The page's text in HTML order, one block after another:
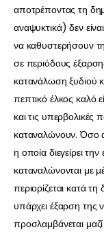
αποτρέποντας τη
αναψυκτικά) δεν
να καθυστερήσουν
σε περιόδους
κατανάλωση ξυδιού
πεπτικό έλκος καλό
και τις
καταναλώνουν. Όσο
η οποία διεγείρει
καταναλώνονται με
περιορίζεται κατά
υπάρχει έξαρση της
προσλαμβάνεται